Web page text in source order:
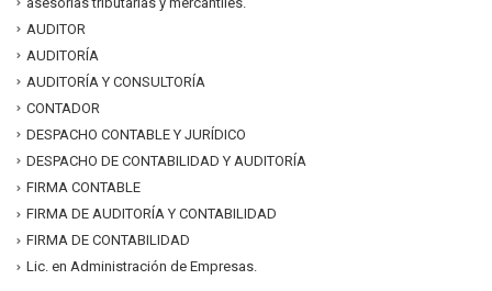
AUDITOR
AUDITORÍA
AUDITORÍA Y CONSULTORÍA
CONTADOR
DESPACHO CONTABLE Y JURÍDICO
DESPACHO DE CONTABILIDAD Y AUDITORÍA
FIRMA CONTABLE
FIRMA DE AUDITORÍA Y CONTABILIDAD
FIRMA DE CONTABILIDAD
Lic. en Administración de Empresas.